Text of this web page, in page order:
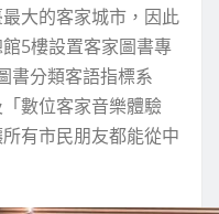
大的客家城市，因此
5樓設置客家圖書專
書分類客語指標系
數位客家音樂體驗
有市民朋友都能從中